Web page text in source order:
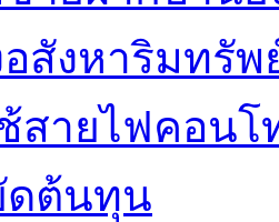
สังหาริมทรัพ
สายไฟคอน
ดต้นทุน